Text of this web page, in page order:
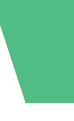
Verpflichtung